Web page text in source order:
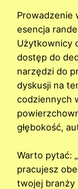
Prowadzenie
esencja
Użytkownicy
dostęp do
narzędzi do
dyskusji na
codziennych
głębokość,
Warto pytać:
pracujesz
twojej branży